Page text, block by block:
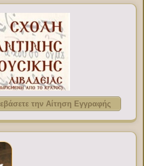
την Αίτηση Εγγραφής